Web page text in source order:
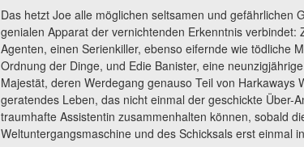
Das hetzt Joe alle möglichen seltsamen und gefährlichen
genialen Apparat der vernichtenden Erkenntnis verbindet:
Agenten, einen Serienkiller, ebenso eifernde wie tödliche
Ordnung der Dinge, und Edie Banister, eine
Majestät, deren Werdegang genauso Teil von Harkaways
geratendes Leben, das nicht einmal der geschickte Über-
traumhafte Assistentin zusammenhalten können, sobald
Weltuntergangsmaschine und des Schicksals erst einmal